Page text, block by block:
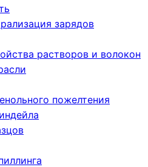
зарядов
растворов и волокон
пожелтения